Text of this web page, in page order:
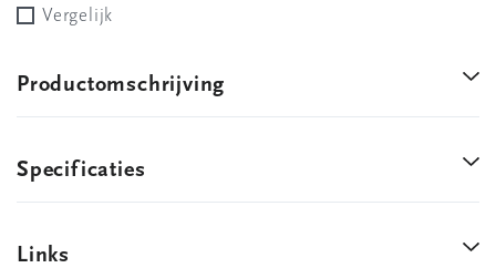
Vergelijk
Productomschrijving
Specificaties
Links